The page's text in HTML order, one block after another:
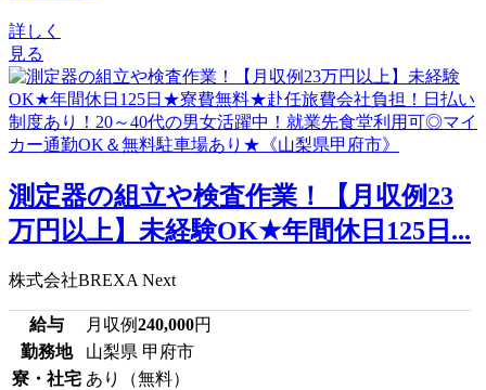
詳しく
見る
測定器の組立や検査作業！【月収例23
万円以上】未経験OK★年間休日125日...
株式会社BREXA Next
給与 月収例240,000円
勤務地
山梨県 甲府市
寮・社宅 あり（無料）